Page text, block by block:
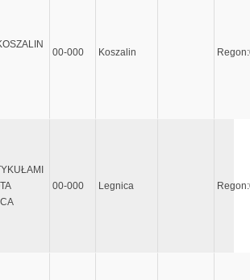
00-000 Koszalin
00-000 Legnica